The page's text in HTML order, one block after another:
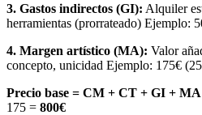
3. Gastos indirectos (GI): Alquiler
herramientas (prorrateado) Ejemplo:
4. Margen artístico (MA): Valor
concepto, unicidad Ejemplo: 175€
Precio base = CM + CT + GI + MA
175 = 800€